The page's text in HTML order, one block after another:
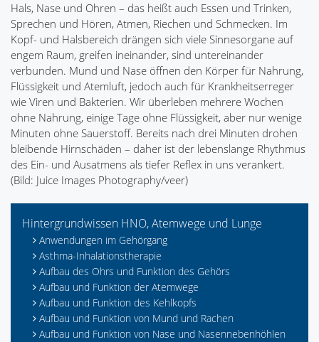
Hals, Nase und Ohren – das heißt auch Essen und Trinken,
Sprechen und Hören, Atmen, Riechen und Schmecken. Im
Kopf- und Halsbereich drängen sich viele Sinnesorgane auf
engem Raum, greifen ineinander, sind untereinander
verbunden. Mund und Nase öffnen den Körper für Nahrung,
Flüssigkeit und Atemluft, jedoch auch für Krankheitserreger
wie Viren und Bakterien. Wir überleben mehrere Wochen
ohne Nahrung, einige Tage ohne Flüssigkeit, aber nur wenige
Minuten ohne Sauerstoff. Bereits nach drei Minuten drohen
bleibende Hirnschäden – daher ist der lebenslange Rhythmus
des Ein- und Ausatmens als tiefer Reflex in uns verankert.
(Bild: Juice Images Photography/veer)
Hintergrundwissen HNO, Atemwege und Lunge
Anwendungen im Gehörgang
Asthma-Inhalationstherapie
Aufbau des Ohrs und Funktion des Gehörs
Aufbau und Funktion der Atemwege
Aufbau und Funktion des Kehlkopfs
Aufbau und Funktion von Mund und Rachen
Aufbau und Funktion von Nase und Nasennebenhöhlen